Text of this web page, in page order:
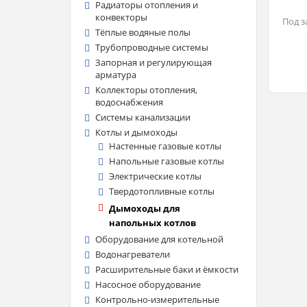
Радиаторы отопления и
конвекторы
Тёплые водяные полы
Трубопроводные системы
Запорная и регулирующая
арматура
Коллекторы отопления,
водоснабжения
Системы канализации
Котлы и дымоходы
Настенные газовые котлы
Напольные газовые котлы
Электрические котлы
Твердотопливные котлы
Дымоходы для
напольных котлов
Оборудование для котельной
Водонагреватели
Расширительные баки и ёмкости
Насосное оборудование
Контрольно-измерительные
Под